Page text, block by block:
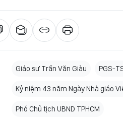
Giáo sư Trần Văn Giàu PGS-
Kỷ niệm 43 năm Ngày Nhà giáo
Phó Chủ tịch UBND TPHCM